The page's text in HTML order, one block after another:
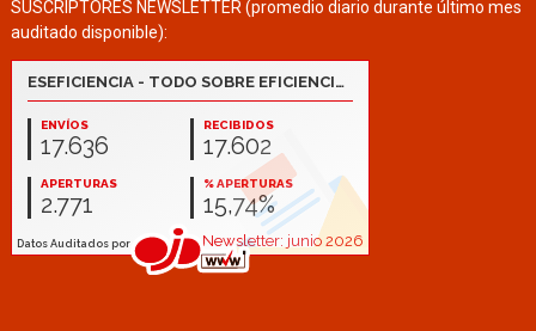
SUSCRIPTORES NEWSLETTER (promedio diario durante último mes
auditado disponible):